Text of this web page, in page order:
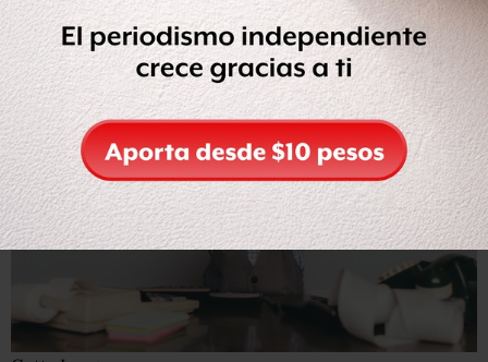
Destruye las tarjetas y sigue la vieja escuela de usar una
tarjeta de débito.